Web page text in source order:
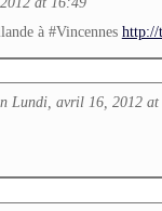
à #Vincennes http://
Lundi, avril 16, 2012 at